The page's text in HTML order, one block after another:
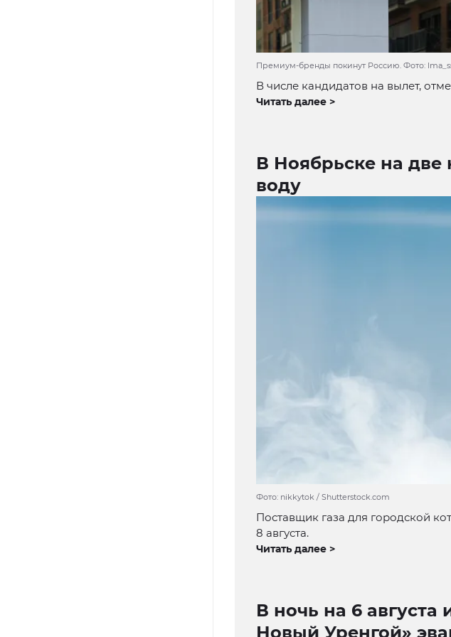
Премиум-бренды покинут Россию. Фото:
В числе кандидатов на вылет,
Читать далее >
В Ноябрьске на две
воду
Фото: nikkytok / Shutterstock.com
Поставщик газа для городской
8 августа.
Читать далее >
В ночь на 6 августа
Новый Уренгой»